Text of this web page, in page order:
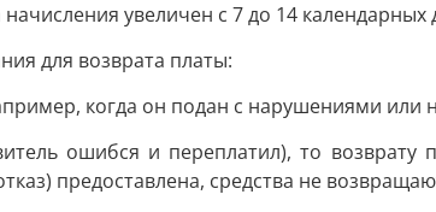
увеличен с 7 до 14 календарных
для возврата платы:
когда он подан с нарушениями или
ошибся и переплатил), то
предоставлена, средства не